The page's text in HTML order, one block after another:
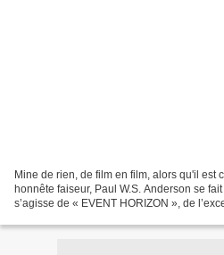
Mine de rien, de film en film, alors qu'il est
honnête faiseur, Paul W.S. Anderson se
s’agisse de « EVENT HORIZON », de